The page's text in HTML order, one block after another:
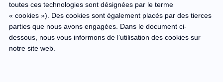
toutes ces technologies sont désignées par le terme
« cookies »). Des cookies sont également placés par des tierces
parties que nous avons engagées. Dans le document ci-
dessous, nous vous informons de l’utilisation des cookies sur
notre site web.